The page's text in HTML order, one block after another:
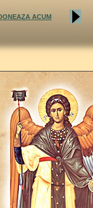
ACUM